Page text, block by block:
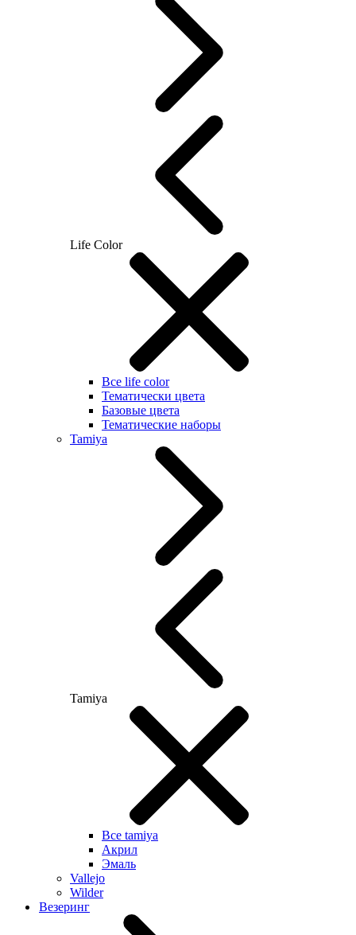
Life Color
Все life color
Тематически цвета
Базовые цвета
Тематические наборы
Tamiya
Tamiya
Все tamiya
Акрил
Эмаль
Vallejo
Wilder
Везеринг